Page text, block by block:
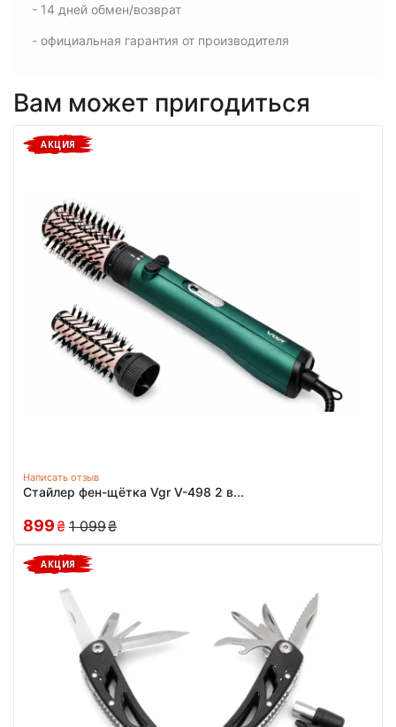
- 14 дней обмен/возврат
- официальная гарантия от производителя
Вам может пригодиться
АКЦИЯ
Написать отзыв
Стайлер фен-щётка Vgr V-498 2 в...
899₴ 1 099₴
АКЦИЯ